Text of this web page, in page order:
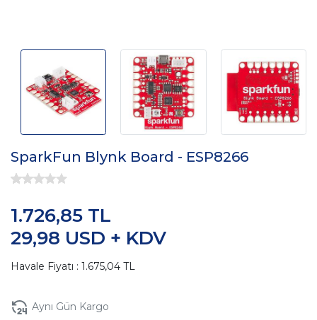
SparkFun Blynk Board - ESP8266
29,98 USD + KDV
1.726,85 TL
Havale Fiyatı : 1.675,04 TL
Aynı Gün Kargo